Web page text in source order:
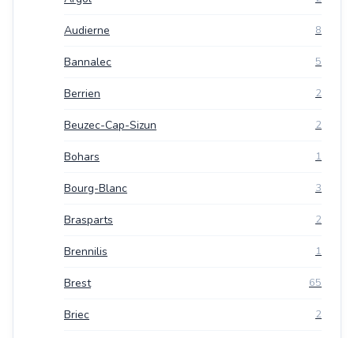
Audierne 8
Bannalec 5
Berrien 2
Beuzec-Cap-Sizun 2
Bohars 1
Bourg-Blanc 3
Brasparts 2
Brennilis 1
Brest 65
Briec 2